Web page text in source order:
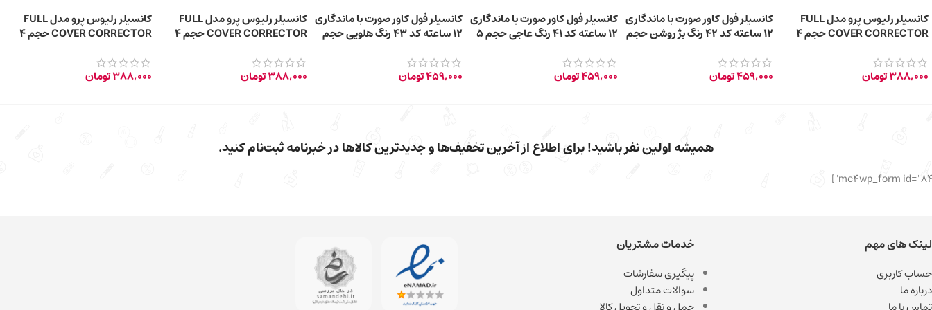
کانسیلر رلیوس پرو مدل FULL
COVER CORRECTOR حجم 4
388,000تومان
کانسیلر فول کاور صورت با ماندگاری
12 ساعته کد 42 رنگ بژ روشن حجم
459,000تومان
کانسیلر فول کاور صورت با ماندگاری
12 ساعته کد 41 رنگ عاجی حجم 5
459,000تومان
کانسیلر فول کاور صورت با ماندگاری
12 ساعته کد 43 رنگ هلویی حجم
459,000تومان
کانسیلر رلیوس پرو مدل FULL
COVER CORRECTOR حجم 4
388,000تومان
کانسیلر رلیوس پرو مدل FULL
COVER CORRECTOR حجم 4
388,000تومان
همیشه اولین نفر باشید! برای اطلاع از آخرین تخفیف‌ها و جدیدترین کالاها در خبرنامه ثبت‌نام کنید.
لینک های مهم
حساب کاربری
درباره ما
خدمات مشتریان
پیگیری سفارشات
سوالات متداول